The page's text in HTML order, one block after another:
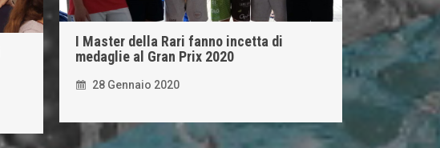
I Master della Rari fanno incetta di
medaglie al Gran Prix 2020
28 Gennaio 2020